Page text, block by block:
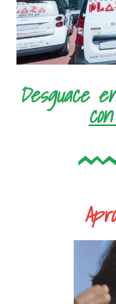
Desguace